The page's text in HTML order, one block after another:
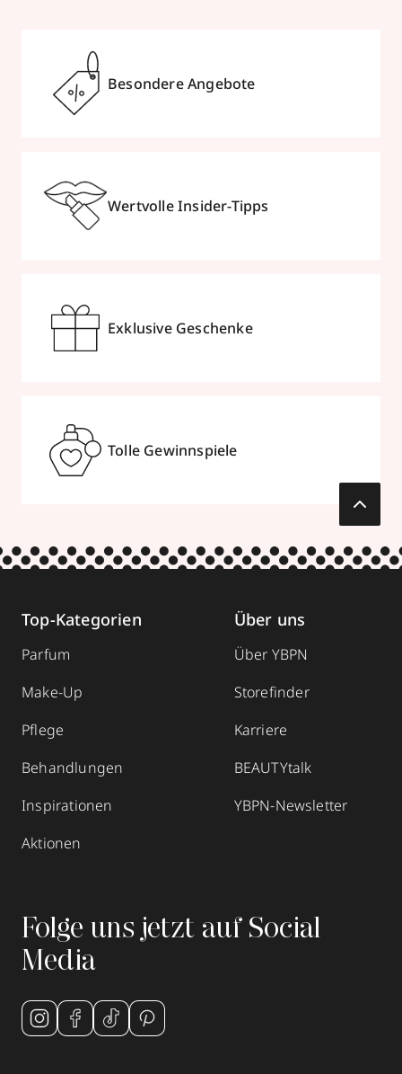
Besondere Angebote
Wertvolle Insider-Tipps
Exklusive Geschenke
Tolle Gewinnspiele
Top-Kategorien
Parfum
Make-Up
Pflege
Behandlungen
Inspirationen
Aktionen
Über uns
Über YBPN
Storefinder
Karriere
BEAUTYtalk
YBPN-Newsletter
Folge uns jetzt auf Social
Media